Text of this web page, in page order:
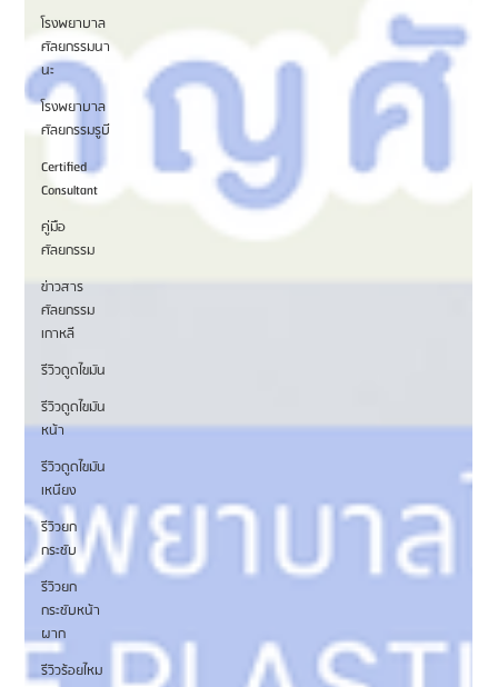
โรงพยาบาล
ศัลยกรรมนา
นะ
โรงพยาบาล
ศัลยกรรมรูบี
Certified
Consultant
คู่มือ
ศัลยกรรม
ข่าวสาร
ศัลยกรรม
เกาหลี
รีวิวดูดไขมัน
รีวิวดูดไขมัน
หน้า
รีวิวดูดไขมัน
เหนียง
รีวิวยก
กระชับ
รีวิวยก
กระชับหน้า
ผาก
รีวิวร้อยไหม